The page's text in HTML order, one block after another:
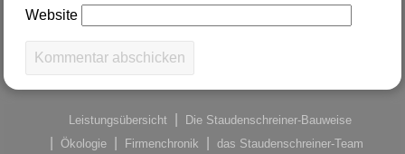
Website
Leistungsübersicht
Die Staudenschreiner-Bauweise
Ökologie
Firmenchronik
das Staudenschreiner-Team